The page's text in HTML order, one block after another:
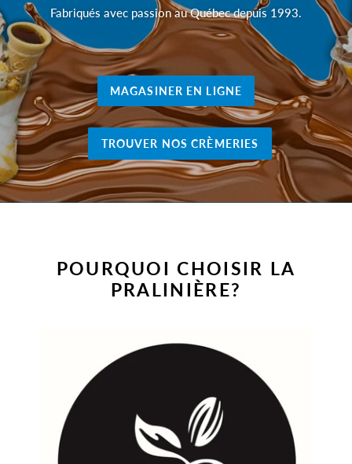
Fabriqués avec passion au Québec depuis 1993.
MAGASINER EN LIGNE
TROUVER NOS CRÈMERIES
POURQUOI CHOISIR LA
PRALINIÈRE?